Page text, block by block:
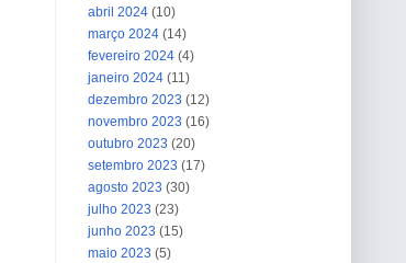
abril 2024 (10)
março 2024 (14)
fevereiro 2024 (4)
janeiro 2024 (11)
dezembro 2023 (12)
novembro 2023 (16)
outubro 2023 (20)
setembro 2023 (17)
agosto 2023 (30)
julho 2023 (23)
junho 2023 (15)
maio 2023 (5)